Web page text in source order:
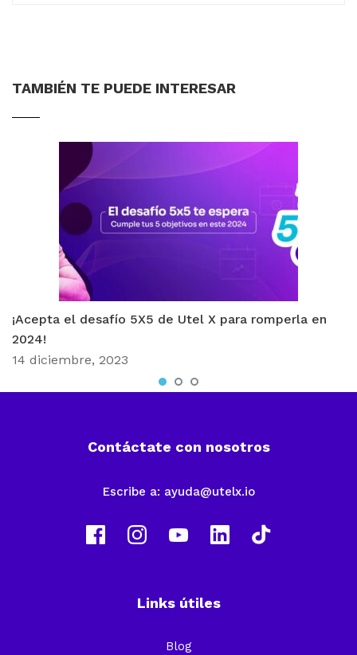
TAMBIÉN TE PUEDE INTERESAR
¡Acepta el desafío 5X5 de Utel X para romperla en
2024!
14 diciembre, 2023
Contáctate con nosotros
Escribe a: ayuda@utelx.io
Links útiles
Blog